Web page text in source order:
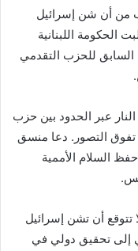
من أن شن إسرائيل
الحكومة اللبنانية
السابق للحزب التقدمي
عبر الحدود بين حزب
تفوق التصور. دعا منسق
السلام الأممية
تتوقع أن تشن إسرائيل
إلى تحقيق دولي في